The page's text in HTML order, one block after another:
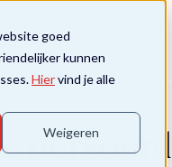
goed
kunnen
Hiervind je alle
Weigeren